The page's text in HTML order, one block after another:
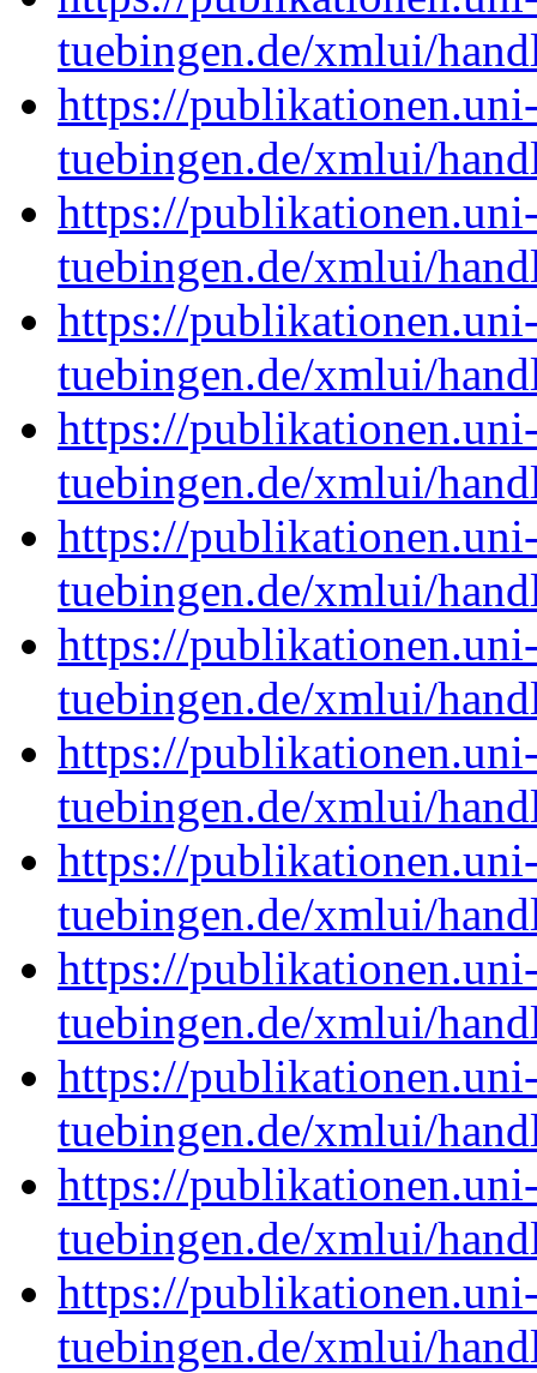
tuebingen.de/xmlui/
https://
tuebingen.de/xmlui/
https://
tuebingen.de/xmlui/
https://
tuebingen.de/xmlui/
https://
tuebingen.de/xmlui/
https://
tuebingen.de/xmlui/
https://
tuebingen.de/xmlui/
https://
tuebingen.de/xmlui/
https://
tuebingen.de/xmlui/
https://
tuebingen.de/xmlui/
https://
tuebingen.de/xmlui/
https://
tuebingen.de/xmlui/
https://
tuebingen.de/xmlui/